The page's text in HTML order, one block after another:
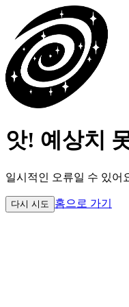
앗! 예상치
일시적인 오류일 수 있어
다시 시도 홈으로 가기